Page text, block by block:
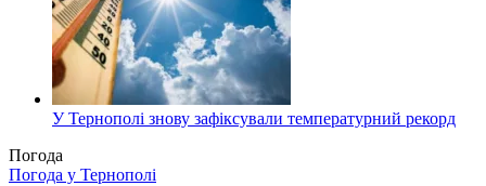
У Тернополі знову зафіксували температурний рекорд
Погода
Погода у Тернополі